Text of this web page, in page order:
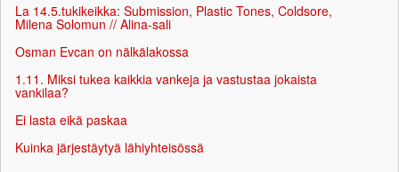
La 14.5.tukikeikka: Submission, Plastic Tones, Coldsore,
Milena Solomun // Alina-sali
Osman Evcan on nälkälakossa
1.11. Miksi tukea kaikkia vankeja ja vastustaa jokaista
vankilaa?
Ei lasta eikä paskaa
Kuinka järjestäytyä lähiyhteisössä